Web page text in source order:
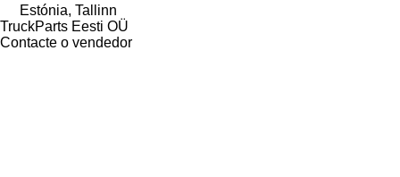
Estónia, Tallinn
TruckParts Eesti OÜ
Contacte o vendedor